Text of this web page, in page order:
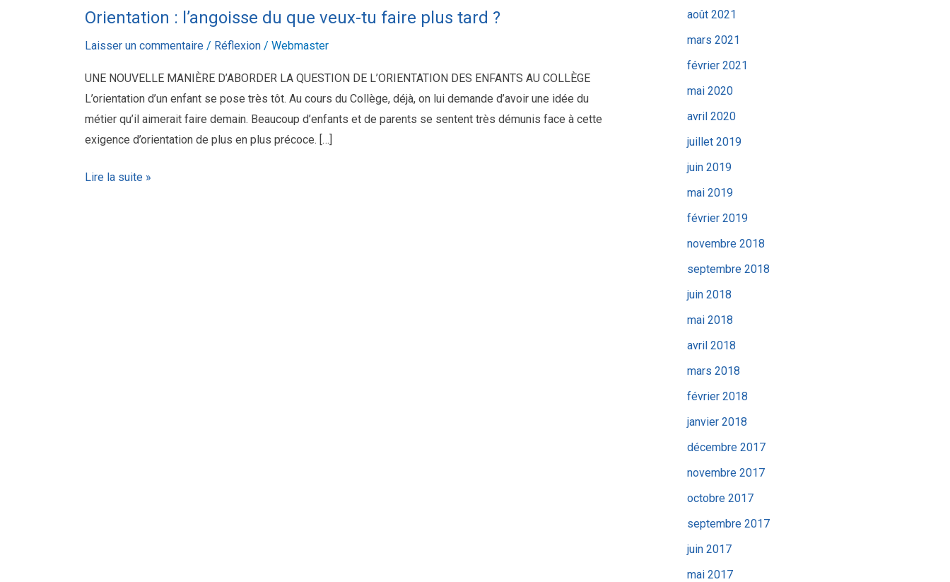
Orientation : l’angoisse du que veux-tu faire plus tard ?
Laisser un commentaire / Réflexion / Webmaster
UNE NOUVELLE MANIÈRE D’ABORDER LA QUESTION DE L’ORIENTATION DES ENFANTS AU COLLÈGE
L’orientation d’un enfant se pose très tôt. Au cours du Collège, déjà, on lui demande d’avoir une idée du
métier qu’il aimerait faire demain. Beaucoup d’enfants et de parents se sentent très démunis face à cette
exigence d’orientation de plus en plus précoce. […]
Lire la suite »
août 2021
mars 2021
février 2021
mai 2020
avril 2020
juillet 2019
juin 2019
mai 2019
février 2019
novembre 2018
septembre 2018
juin 2018
mai 2018
avril 2018
mars 2018
février 2018
janvier 2018
décembre 2017
novembre 2017
octobre 2017
septembre 2017
juin 2017
mai 2017